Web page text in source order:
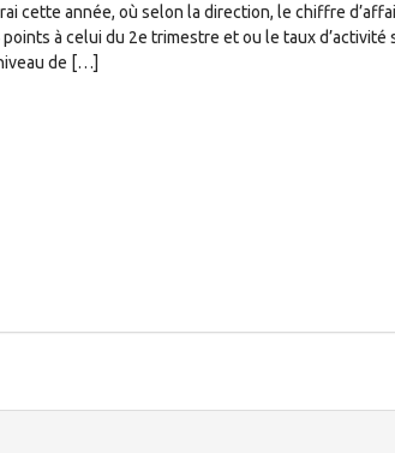
cette année, où selon la direction, le chiffre
à celui du 2e trimestre et ou le taux d’activité
de […]